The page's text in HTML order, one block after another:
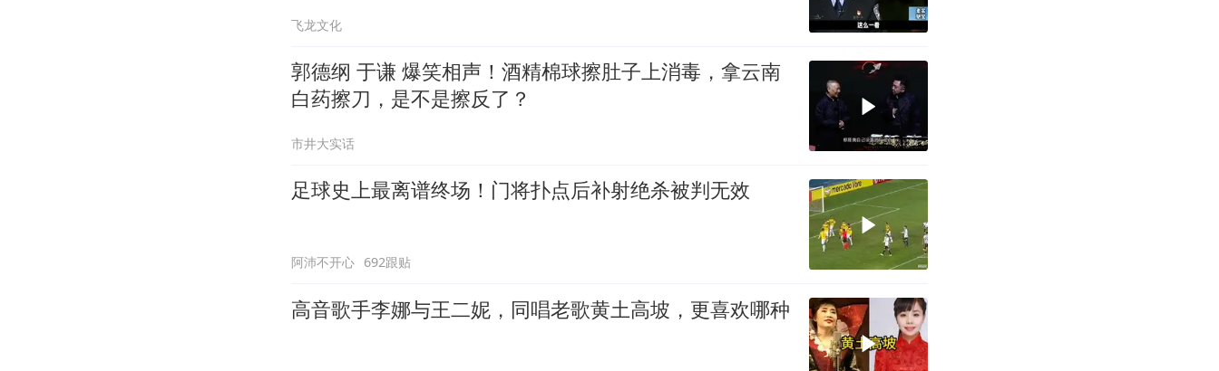
飞龙文化
郭德纲 于谦 爆笑相声！酒精棉球擦肚子上消毒，拿云南
白药擦刀，是不是擦反了？
市井大实话
足球史上最离谱终场！门将扑点后补射绝杀被判无效
阿沛不开心 692跟贴
高音歌手李娜与王二妮，同唱老歌黄土高坡，更喜欢哪种